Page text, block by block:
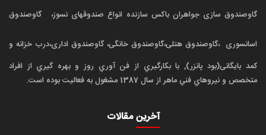
گاوصندوق سازی جواهران باکس سازنده انواع صندوقهای نسوز، گاوصندوق
اسانسوری ،گاوصندوق هتلی،گاوصندوق خانگی، گاوصندوق اداری،درب خزانه و
کمد بایگانی(بود پانزر), با بکارگيري از فن آوري روز و بهره گيري از افراد
متخصص و نيروهاي فني ماهر از سال 1387 مشغول به فعاليت بوده است.
آخرین مقالات